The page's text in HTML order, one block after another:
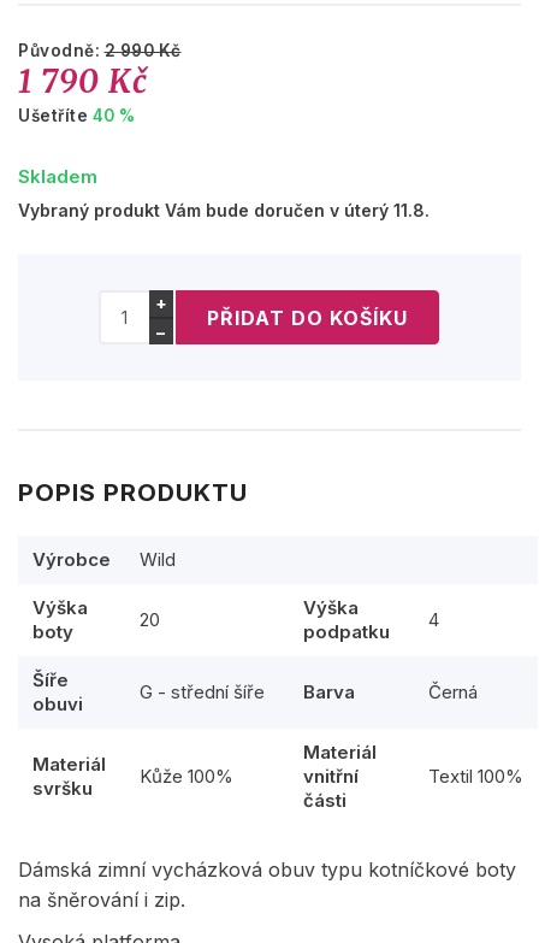
Původně:2 990 Kč
1 790 Kč
Ušetříte 40 %
Skladem
Vybraný produkt Vám bude doručen v úterý 11.8.
+
−
POPIS PRODUKTU
Výrobce Wild
Výška
boty
20
Výška
podpatku
4
Šíře
obuvi
G - střední šíře Barva Černá
Materiál
svršku
Kůže 100%
Materiál
vnitřní
části
Textil 100%
Dámská zimní vycházková obuv typu kotníčkové boty
na šněrování i zip.